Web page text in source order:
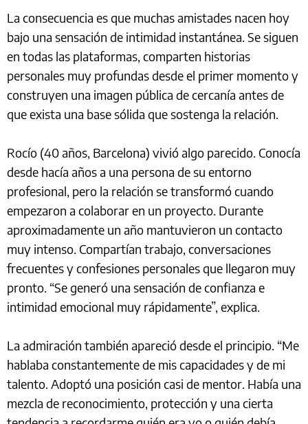
La consecuencia es que muchas amistades nacen hoy
bajo una sensación de intimidad instantánea. Se siguen
en todas las plataformas, comparten historias
personales muy profundas desde el primer momento y
construyen una imagen pública de cercanía antes de
que exista una base sólida que sostenga la relación.
Rocío (40 años, Barcelona) vivió algo parecido. Conocía
desde hacía años a una persona de su entorno
profesional, pero la relación se transformó cuando
empezaron a colaborar en un proyecto. Durante
aproximadamente un año mantuvieron un contacto
muy intenso. Compartían trabajo, conversaciones
frecuentes y confesiones personales que llegaron muy
pronto. “Se generó una sensación de confianza e
intimidad emocional muy rápidamente”, explica.
La admiración también apareció desde el principio. “Me
hablaba constantemente de mis capacidades y de mi
talento. Adoptó una posición casi de mentor. Había una
mezcla de reconocimiento, protección y una cierta